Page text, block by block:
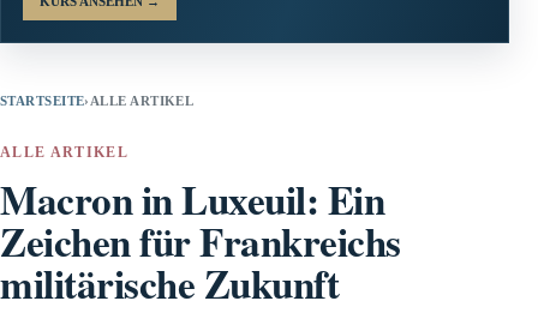
STARTSEITE› ALLE ARTIKEL
ALLE ARTIKEL
Macron in Luxeuil: Ein
Zeichen für Frankreichs
militärische Zukunft